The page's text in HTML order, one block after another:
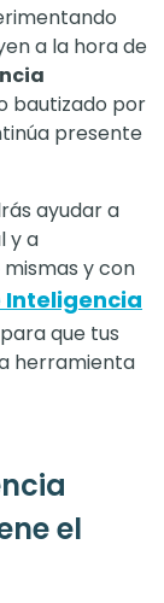
a la hora de
bautizado por
presente
ayudar a
y a
y con
Inteligencia
que tus
herramienta
el